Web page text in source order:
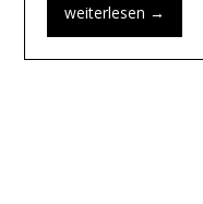
weiterlesen →